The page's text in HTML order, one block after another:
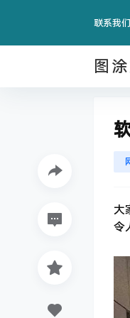
联系我们
图
大
令